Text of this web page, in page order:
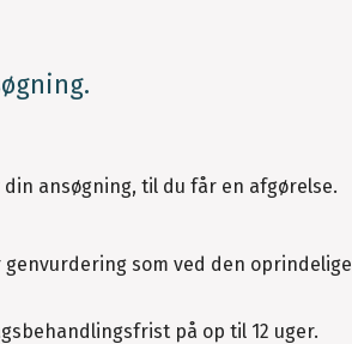
ansøgning, til du får en afgørelse.
som ved den oprindelige
på op til 12 uger.